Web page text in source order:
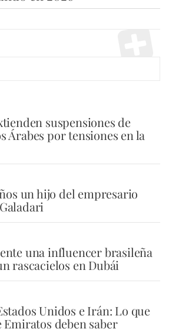
suspensiones de
Árabes por tensiones en la
un hijo del empresario
una influencer brasileña
rascacielos en Dubái
Unidos e Irán: Lo que
deben saber